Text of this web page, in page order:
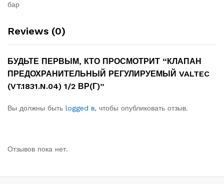
бар
Reviews (0)
БУДЬТЕ ПЕРВЫМ, КТО ПРОСМОТРИТ “КЛАПАН
ПРЕДОХРАНИТЕЛЬНЫЙ РЕГУЛИРУЕМЫЙ VALTEC
(VT.1831.N.04) 1/2 ВР(Г)”
Вы должны быть logged в, чтобы опубликовать отзыв.
Отзывов пока нет.